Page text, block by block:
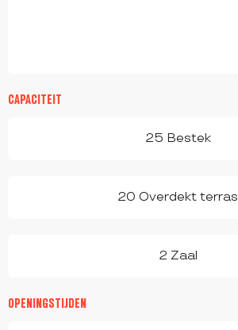
CAPACITEIT
25 Bestek
20 Overdekt terras
2 Zaal
OPENINGSTIJDEN